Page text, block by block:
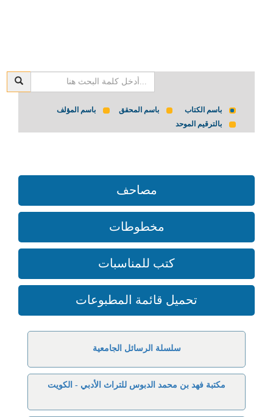
باسم الكتاب باسم المحقق
باسم المؤلف
بالترقيم الموحد
مصاحف
مخطوطات
كتب للمناسبات
تحميل قائمة المطبوعات
سلسلة الرسائل الجامعية
مكتبة فهد بن محمد الدبوس للتراث الأدبي - الكويت